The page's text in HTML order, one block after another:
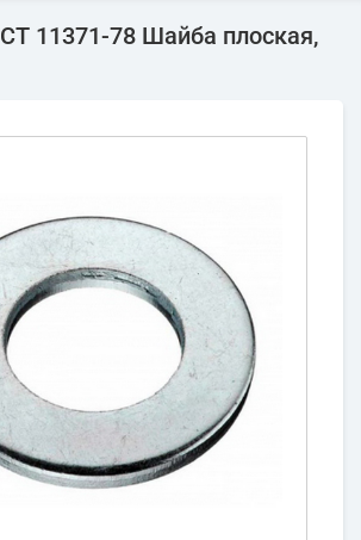
11371-78 Шайба плоская,